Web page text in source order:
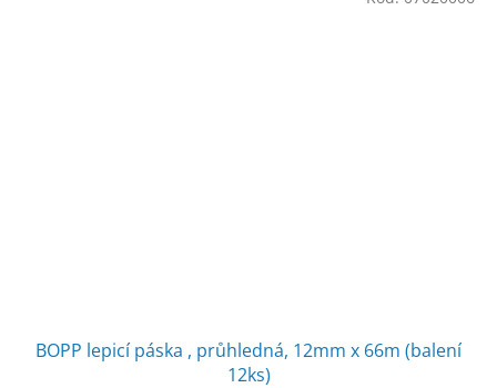
BOPP lepicí páska , průhledná, 12mm x 66m (balení
12ks)